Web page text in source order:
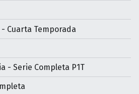
Cuarta Temporada
- Serie Completa P1T